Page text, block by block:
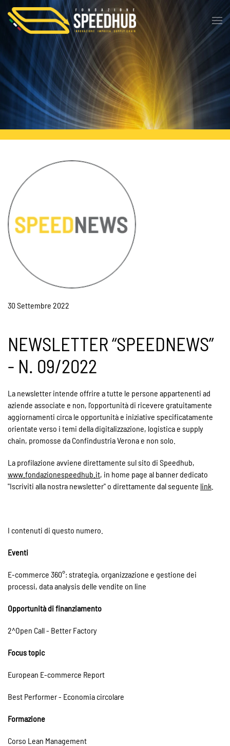
30 Settembre 2022
NEWSLETTER “SPEEDNEWS”
- N. 09/2022
La newsletter intende offrire a tutte le persone appartenenti ad
aziende associate e non, l'opportunità di ricevere gratuitamente
aggiornamenti circa le opportunità e iniziative specificatamente
orientate verso i temi della digitalizzazione, logistica e supply
chain, promosse da Confindustria Verona e non solo.
La profilazione avviene direttamente sul sito di Speedhub,
www.fondazionespeedhub.it, in home page al banner dedicato
"Iscriviti alla nostra newsletter" o direttamente dal seguente link
I contenuti di questo numero.
Eventi
E-commerce 360°: strategia, organizzazione e gestione dei
processi, data analysis delle vendite on line
Opportunità di finanziamento
2^Open Call - Better Factory
Focus topic
European E-commerce Report
Best Performer - Economia circolare
Formazione
Corso Lean Management